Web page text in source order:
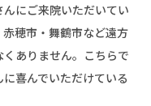
にご来院いただいてい
穂市・舞鶴市など遠方
ありません。こちらで
喜んでいただけている